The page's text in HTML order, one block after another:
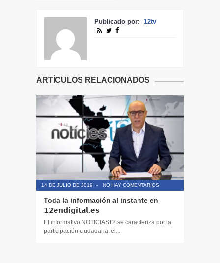
Publicado por: 12tv
ARTÍCULOS RELACIONADOS
14 DE JULIO DE 2019 - NO HAY COMENTARIOS
Toda la información al instante en
𝟭𝟮𝗲𝗻𝗱𝗶𝗴𝗶𝘁𝗮𝗹.𝗲𝘀
El informativo NOTICIAS12 se caracteriza por la
participación ciudadana, el...